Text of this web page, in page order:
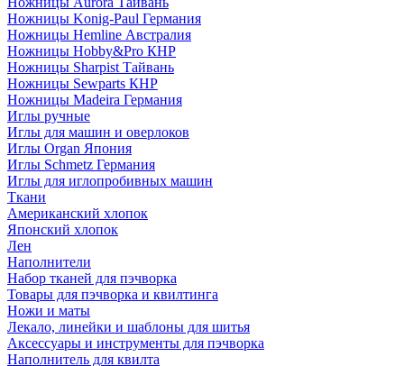
Ножницы Konig-Paul Германия
Ножницы Hemline Австралия
Ножницы Hobby&Pro КНР
Ножницы Sharpist Тайвань
Ножницы Sewparts КНР
Ножницы Madeira Германия
Иглы ручные
Иглы для машин и оверлоков
Иглы Organ Япония
Иглы Schmetz Германия
Иглы для иглопробивных машин
Ткани
Американский хлопок
Японский хлопок
Лен
Наполнители
Набор тканей для пэчворка
Товары для пэчворка и квилтинга
Ножи и маты
Лекало, линейки и шаблоны для шитья
Аксессуары и инструменты для пэчворка
Наполнитель для квилта